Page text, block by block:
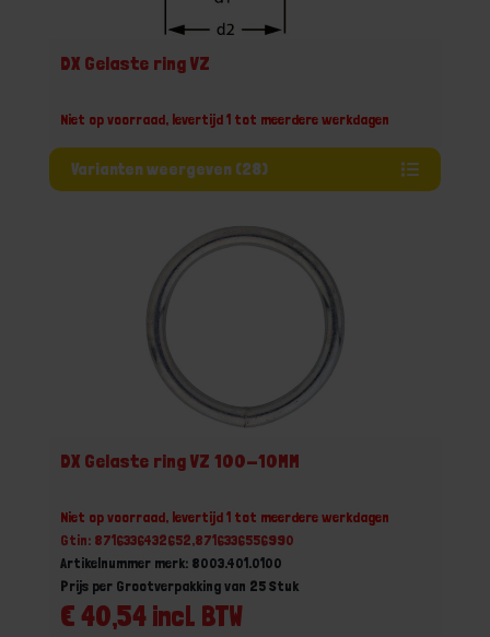
DX Gelaste ring VZ
Niet op voorraad, levertijd 1 tot meerdere werkdagen
Varianten weergeven (28)
DX Gelaste ring VZ 100-10MM
Niet op voorraad, levertijd 1 tot meerdere werkdagen
Gtin: 8716336432652,8716336556990
Artikelnummer merk: 8003.401.0100
€ 40,54 incl. BTW
Prijs per Grootverpakking van 25 Stuk